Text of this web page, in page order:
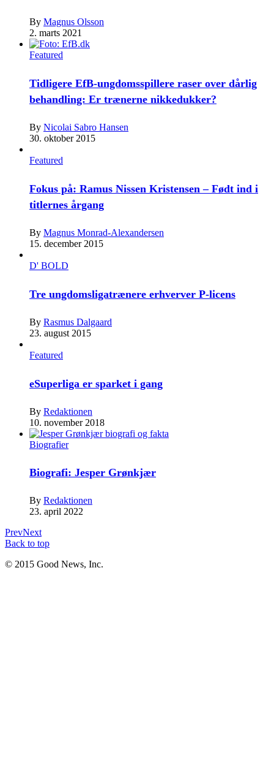
By Magnus Olsson
2. marts 2021
Featured
Tidligere EfB-ungdomsspillere raser over dårlig
behandling: Er trænerne nikkedukker?
By Nicolai Sabro Hansen
30. oktober 2015
Featured
Fokus på: Ramus Nissen Kristensen – Født ind i
titlernes årgang
By Magnus Monrad-Alexandersen
15. december 2015
D' BOLD
Tre ungdomsligatrænere erhverver P-licens
By Rasmus Dalgaard
23. august 2015
Featured
eSuperliga er sparket i gang
By Redaktionen
10. november 2018
Biografier
Biografi: Jesper Grønkjær
By Redaktionen
23. april 2022
PrevNext
Back to top
© 2015 Good News, Inc.